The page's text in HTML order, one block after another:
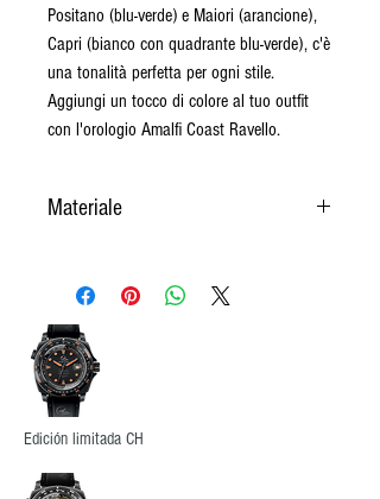
Positano (blu-verde) e Maiori (arancione),
Capri (bianco con quadrante blu-verde), c'è
una tonalità perfetta per ogni stile.
Aggiungi un tocco di colore al tuo outfit
con l'orologio Amalfi Coast Ravello.
Materiale
Stirene, è un materiale termoplastico noto per la
sua robustezza, resistenza agli urti e leggerezza.
È ampiamente utilizzato in vari settori, dalla
produzione di giocattoli e articoli di consumo a
componenti automobilistici e applicazioni
industriali.
Edición limitada CH